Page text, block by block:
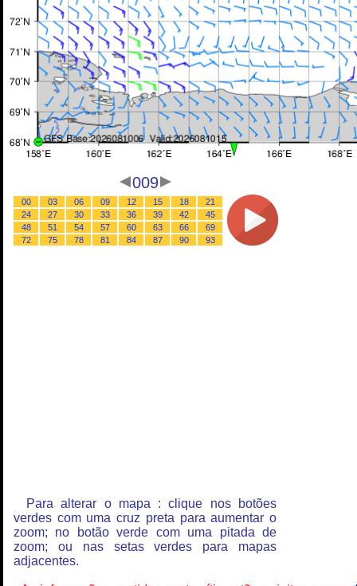
009
00 03 06 09 12 15 18
21
24
27 30 33 36 39 42
45
48
51 54 57 60 63 66
69
72
75 78 81 84 87 90 93
Para alterar o mapa : clique nos botões
verdes com uma cruz preta para aumentar o
zoom; no botão verde com uma pitada de
zoom; ou nas setas verdes para mapas
adjacentes.